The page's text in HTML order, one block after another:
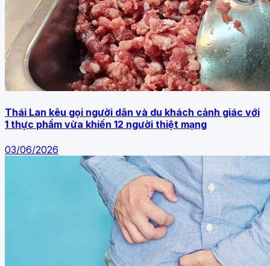
Thái Lan kêu gọi người dân và du khách cảnh giác với
1 thực phẩm vừa khiến 12 người thiệt mạng
03/06/2026